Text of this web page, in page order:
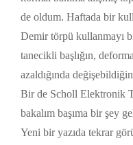
de oldum. Haftada bir
Demir törpü kullanmayı
tanecikli başlığın,
azaldığında
Bir de Scholl Elektronik
bakalım başıma bir şey
Yeni bir yazıda tekrar